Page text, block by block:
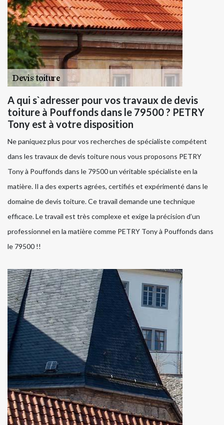
A qui s`adresser pour vos travaux de devis
toiture à Pouffonds dans le 79500 ? PETRY
Tony est à votre disposition
Ne paniquez plus pour vos recherches de spécialiste compétent
dans les travaux de devis toiture nous vous proposons PETRY
Tony à Pouffonds dans le 79500 un véritable spécialiste en la
matière. Il a des experts agrées, certifiés et expérimenté dans le
domaine de devis toiture. Ce travail demande une technique
efficace. Le travail est très complexe et exige la précision d’un
professionnel en la matière comme PETRY Tony à Pouffonds dans
le 79500 !!